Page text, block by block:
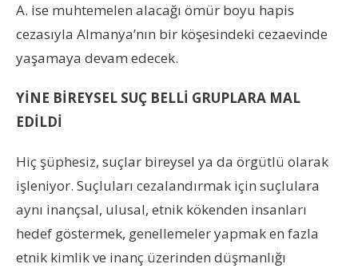
A. ise muhtemelen alacağı ömür boyu hapis
cezasıyla Almanya’nın bir köşesindeki cezaevinde
yaşamaya devam edecek.
YİNE BİREYSEL SUÇ BELLİ GRUPLARA MAL
EDİLDİ
Hiç şüphesiz, suçlar bireysel ya da örgütlü olarak
işleniyor. Suçluları cezalandırmak için suçlulara
aynı inançsal, ulusal, etnik kökenden insanları
hedef göstermek, genellemeler yapmak en fazla
etnik kimlik ve inanç üzerinden düşmanlığı